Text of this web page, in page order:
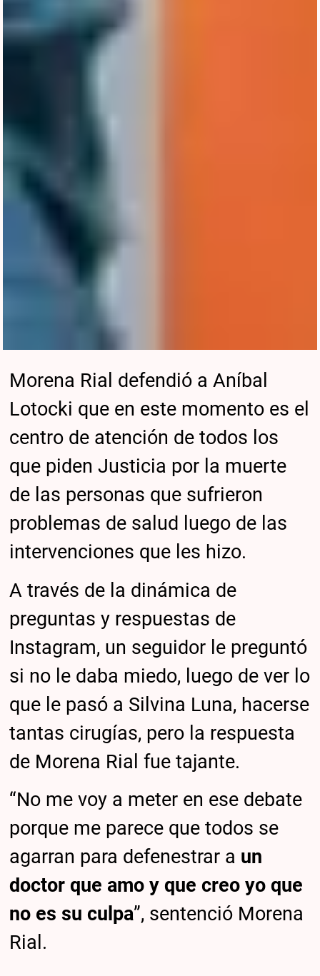
Morena Rial defendió a Aníbal
Lotocki que en este momento es el
centro de atención de todos los
que piden Justicia por la muerte
de las personas que sufrieron
problemas de salud luego de las
intervenciones que les hizo.
A través de la dinámica de
preguntas y respuestas de
Instagram, un seguidor le preguntó
si no le daba miedo, luego de ver lo
que le pasó a Silvina Luna, hacerse
tantas cirugías, pero la respuesta
de Morena Rial fue tajante.
“No me voy a meter en ese debate
porque me parece que todos se
agarran para defenestrar a un
doctor que amo y que creo yo que
no es su culpa”, sentenció Morena
Rial.